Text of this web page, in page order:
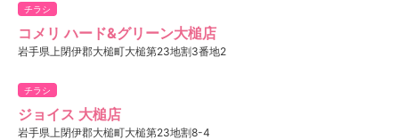
チラシ
コメリ ハード&グリーン大槌店
岩手県上閉伊郡大槌町大槌第23地割3番地2
チラシ
ジョイス 大槌店
岩手県上閉伊郡大槌町大槌第23地割8-4